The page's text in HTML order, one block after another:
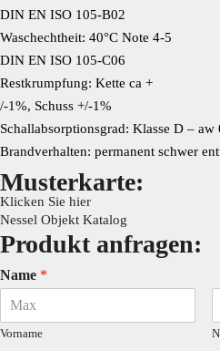
DIN EN ISO 105-B02
Waschechtheit: 40°C Note 4-5
DIN EN ISO 105-C06
Restkrumpfung: Kette ca +
/-1%, Schuss +/-1%
Schallabsorptionsgrad: Klasse D – aw
Brandverhalten: permanent schwer
Musterkarte:
Klicken Sie hier
Nessel Objekt Katalog
Produkt anfragen:
Name *
Vorname